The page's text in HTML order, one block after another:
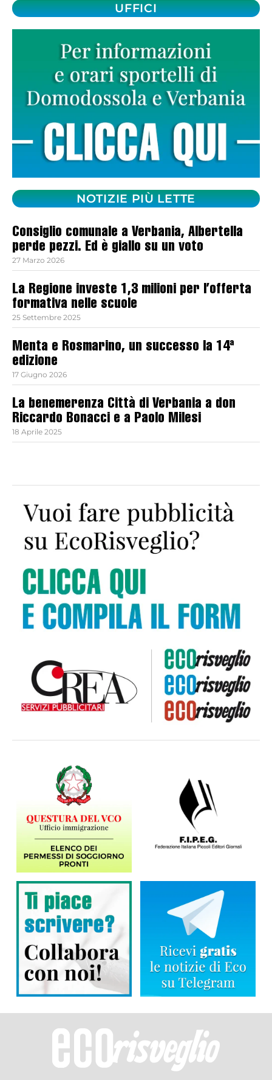
UFFICI
NOTIZIE PIÙ LETTE
Consiglio comunale a Verbania, Albertella
perde pezzi. Ed è giallo su un voto
27 Marzo 2026
La Regione investe 1,3 milioni per l’offerta
formativa nelle scuole
25 Settembre 2025
Menta e Rosmarino, un successo la 14ª
edizione
17 Giugno 2026
La benemerenza Città di Verbania a don
Riccardo Bonacci e a Paolo Milesi
18 Aprile 2025